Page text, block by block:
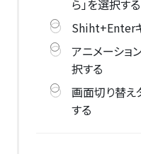
ら」を選択する
Shiht+Enter
アニメーショ
択する
画面切り替え
する